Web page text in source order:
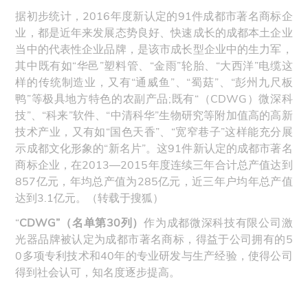
据初步统计，2016年度新认定的91件成都市著名商标企
业，都是近年来发展态势良好、快速成长的成都本土企业
当中的代表性企业品牌，是该市成长型企业中的生力军，
其中既有如“华邑”塑料管、“金雨”轮胎、“大西洋”电缆这
样的传统制造业，又有“通威鱼”、“蜀菇”、“彭州九尺板
鸭”等极具地方特色的农副产品;既有“（CDWG）微深科
技”、“科来”软件、“中清科华”生物研究等附加值高的高新
技术产业，又有如“国色天香”、“宽窄巷子”这样能充分展
示成都文化形象的“新名片”。这91件新认定的成都市著名
商标企业，在2013—2015年度连续三年合计总产值达到
857亿元，年均总产值为285亿元，近三年户均年总产值
达到3.1亿元。（转载于搜狐）
“CDWG”（名单第30列）作为成都微深科技有限公司激
光器品牌被认定为成都市著名商标，得益于公司拥有的5
0多项专利技术和40年的专业研发与生产经验，使得公司
得到社会认可，知名度逐步提高。